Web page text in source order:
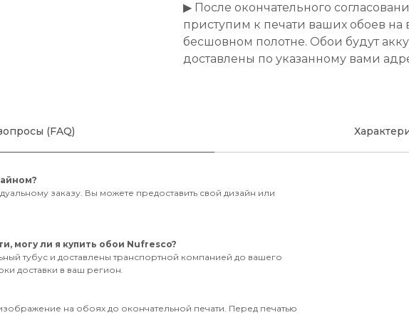
▶ После окончательного
приступим к печати ваших обоев на
бесшовном полотне. Обои будут
доставлены по указанному вами
(FAQ)
заказу. Вы можете предоставить свой дизайн или
могу ли я купить обои Nufresco?
тубус и доставлены транспортной компанией до вашего
доставки в ваш регион.
на обоях до окончательной печати. Перед печатью